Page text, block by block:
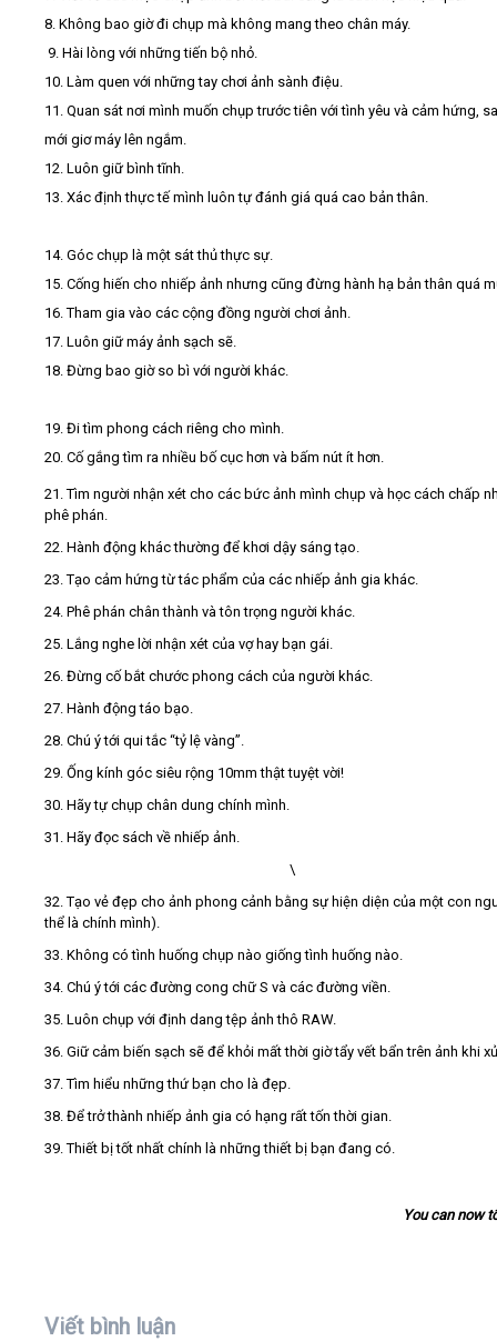
8. Không bao giờ đi chụp mà không mang theo chân máy.
9. Hài lòng với những tiến bộ nhỏ.
10. Làm quen với những tay chơi ảnh sành điệu.
11. Quan sát nơi mình muốn chụp trước tiên với tình yêu và cảm hứng,
mới giơ máy lên ngắm.
12. Luôn giữ bình tĩnh.
13. Xác định thực tế mình luôn tự đánh giá quá cao bản thân.
14. Góc chụp là một sát thủ thực sự.
15. Cống hiến cho nhiếp ảnh nhưng cũng đừng hành hạ bản thân quá
16. Tham gia vào các cộng đồng người chơi ảnh.
17. Luôn giữ máy ảnh sạch sẽ.
18. Đừng bao giờ so bì với người khác.
19. Đi tìm phong cách riêng cho mình.
20. Cố gắng tìm ra nhiều bố cục hơn và bấm nút ít hơn.
21. Tìm người nhận xét cho các bức ảnh mình chụp và học cách chấp
phê phán.
22. Hành động khác thường để khơi dậy sáng tạo.
23. Tạo cảm hứng từ tác phẩm của các nhiếp ảnh gia khác.
24. Phê phán chân thành và tôn trọng người khác.
25. Lắng nghe lời nhận xét của vợ hay bạn gái.
26. Đừng cố bắt chước phong cách của người khác.
27. Hành động táo bạo.
28. Chú ý tới qui tắc “tỷ lệ vàng”.
29. Ống kính góc siêu rộng 10mm thật tuyệt vời!
30. Hãy tự chụp chân dung chính mình.
31. Hãy đọc sách về nhiếp ảnh.
\
32. Tạo vẻ đẹp cho ảnh phong cảnh bằng sự hiện diện của một con
thể là chính mình).
33. Không có tình huống chụp nào giống tình huống nào.
34. Chú ý tới các đường cong chữ S và các đường viền.
35. Luôn chụp với định dang tệp ảnh thô RAW.
36. Giữ cảm biến sạch sẽ để khỏi mất thời giờ tẩy vết bẩn trên ảnh khi
37. Tìm hiểu những thứ bạn cho là đẹp.
38. Để trở thành nhiếp ảnh gia có hạng rất tốn thời gian.
39. Thiết bị tốt nhất chính là những thiết bị bạn đang có.
You can now
Viết bình luận